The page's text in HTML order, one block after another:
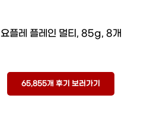
요플레 플레인 멀티, 85g, 8개
65,855개 후기 보러가기